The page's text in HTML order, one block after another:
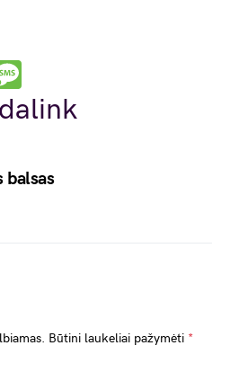
balsas
Būtini laukeliai pažymėti *